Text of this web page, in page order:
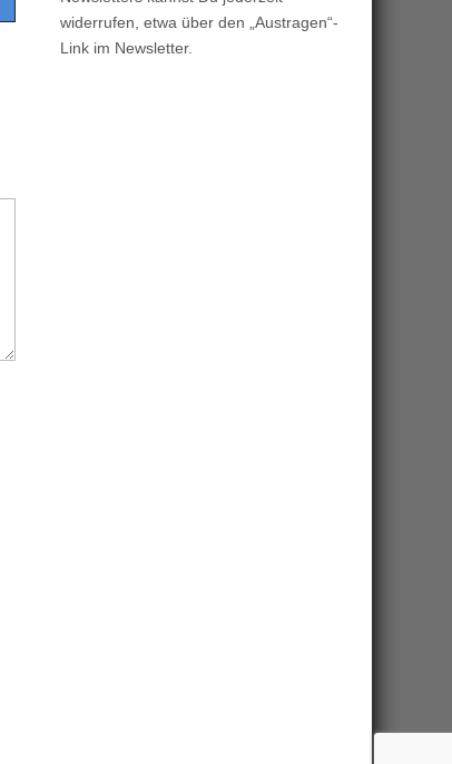
widerrufen, etwa über den „Austragen“-
Link im Newsletter.